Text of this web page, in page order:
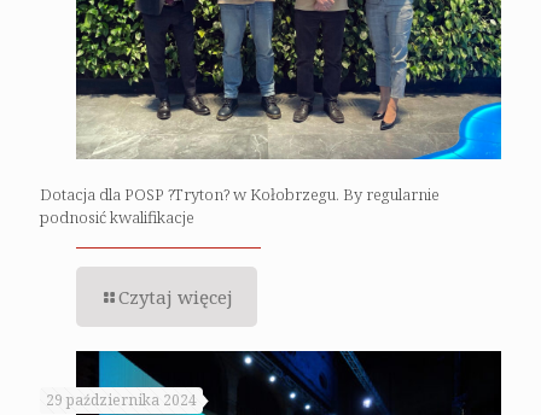
Dotacja dla POSP ?Tryton? w Kołobrzegu. By regularnie
podnosić kwalifikacje
Czytaj więcej
29 października 2024